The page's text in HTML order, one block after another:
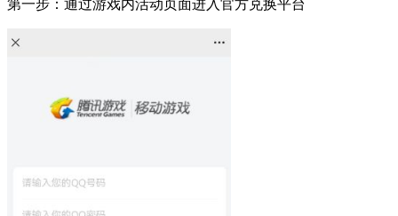
第一步：通过游戏内活动页面进入官方兑换平台